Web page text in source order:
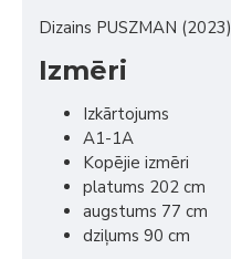
Dizains PUSZMAN (2023)
Izmēri
Izkārtojums
A1-1A
Kopējie izmēri
platums 202 cm
augstums 77 cm
dziļums 90 cm